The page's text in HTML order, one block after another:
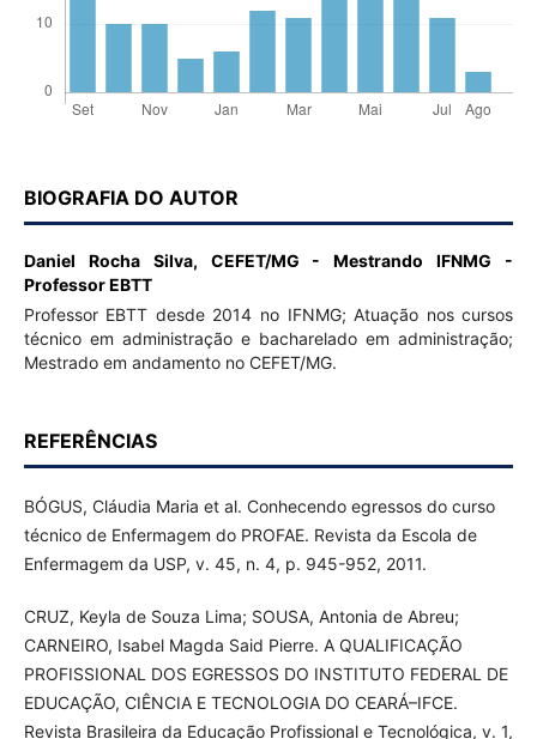
BIOGRAFIA DO AUTOR
Daniel Rocha Silva, CEFET/MG - Mestrando IFNMG -
Professor EBTT
Professor EBTT desde 2014 no IFNMG; Atuação nos cursos
técnico em administração e bacharelado em administração;
Mestrado em andamento no CEFET/MG.
REFERÊNCIAS
BÓGUS, Cláudia Maria et al. Conhecendo egressos do curso
técnico de Enfermagem do PROFAE. Revista da Escola de
Enfermagem da USP, v. 45, n. 4, p. 945-952, 2011.
CRUZ, Keyla de Souza Lima; SOUSA, Antonia de Abreu;
CARNEIRO, Isabel Magda Said Pierre. A QUALIFICAÇÃO
PROFISSIONAL DOS EGRESSOS DO INSTITUTO FEDERAL DE
EDUCAÇÃO, CIÊNCIA E TECNOLOGIA DO CEARÁ–IFCE.
Revista Brasileira da Educação Profissional e Tecnológica, v. 1,